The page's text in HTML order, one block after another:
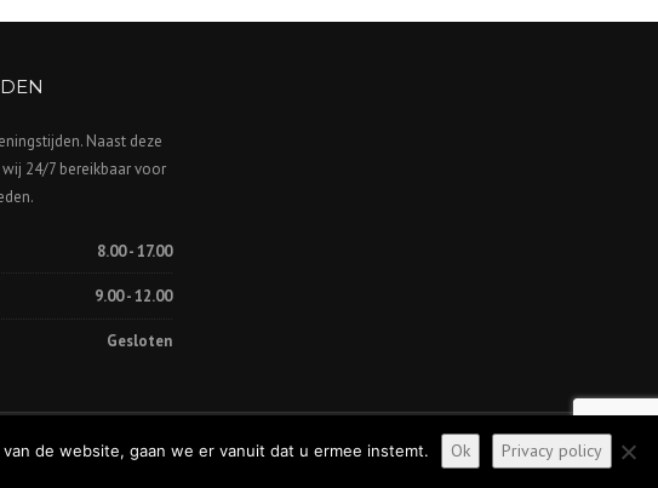
Naast deze
24/7 bereikbaar voor
8.00 - 17.00
9.00 - 12.00
Gesloten
Home Over ons Diensten Contact
de website, gaan we er vanuit dat u ermee instemt. Ok Privacy policy